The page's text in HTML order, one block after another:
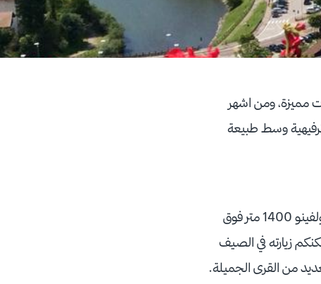
مميزة، ومن اشهر
وسط طبيعة
وتنتمي الى مقاطعة ترنتينو، ترتفع مولفينو 1400 متر فوق
زيارته في الصيف
من القرى الجميلة.